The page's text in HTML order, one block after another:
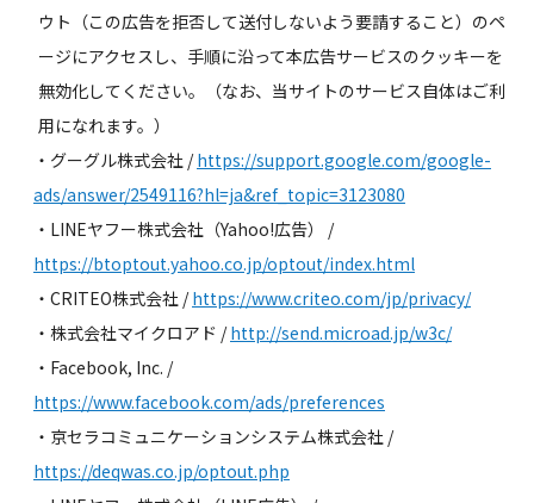
ウト（この広告を拒否して送付しないよう要請すること）のペ
ージにアクセスし、手順に沿って本広告サービスのクッキーを
無効化してください。（なお、当サイトのサービス自体はご利
用になれます。）
・グーグル株式会社 /https://support.google.com/google-
ads/answer/2549116?hl=ja&ref_topic=3123080
・LINEヤフー株式会社（Yahoo!広告）
/
https://btoptout.yahoo.co.jp/optout/index.html
・CRITEO株式会社 /https://www.criteo.com/jp/privacy/
・株式会社マイクロアド /http://send.microad.jp/w3c/
・Facebook, Inc. /
https://www.facebook.com/ads/preferences
・京セラコミュニケーションシステム株式会社 /
https://deqwas.co.jp/optout.php